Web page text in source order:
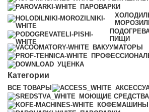
ПАРОВАРКИ
ПИЩИ
ВАКУУМАТОРЫ
УЦЕНКА
Категории
ВСЕ ТОВАРЫ
МОЮЩИЕ СРЕДСТВА
КОФЕМАШИНЫ